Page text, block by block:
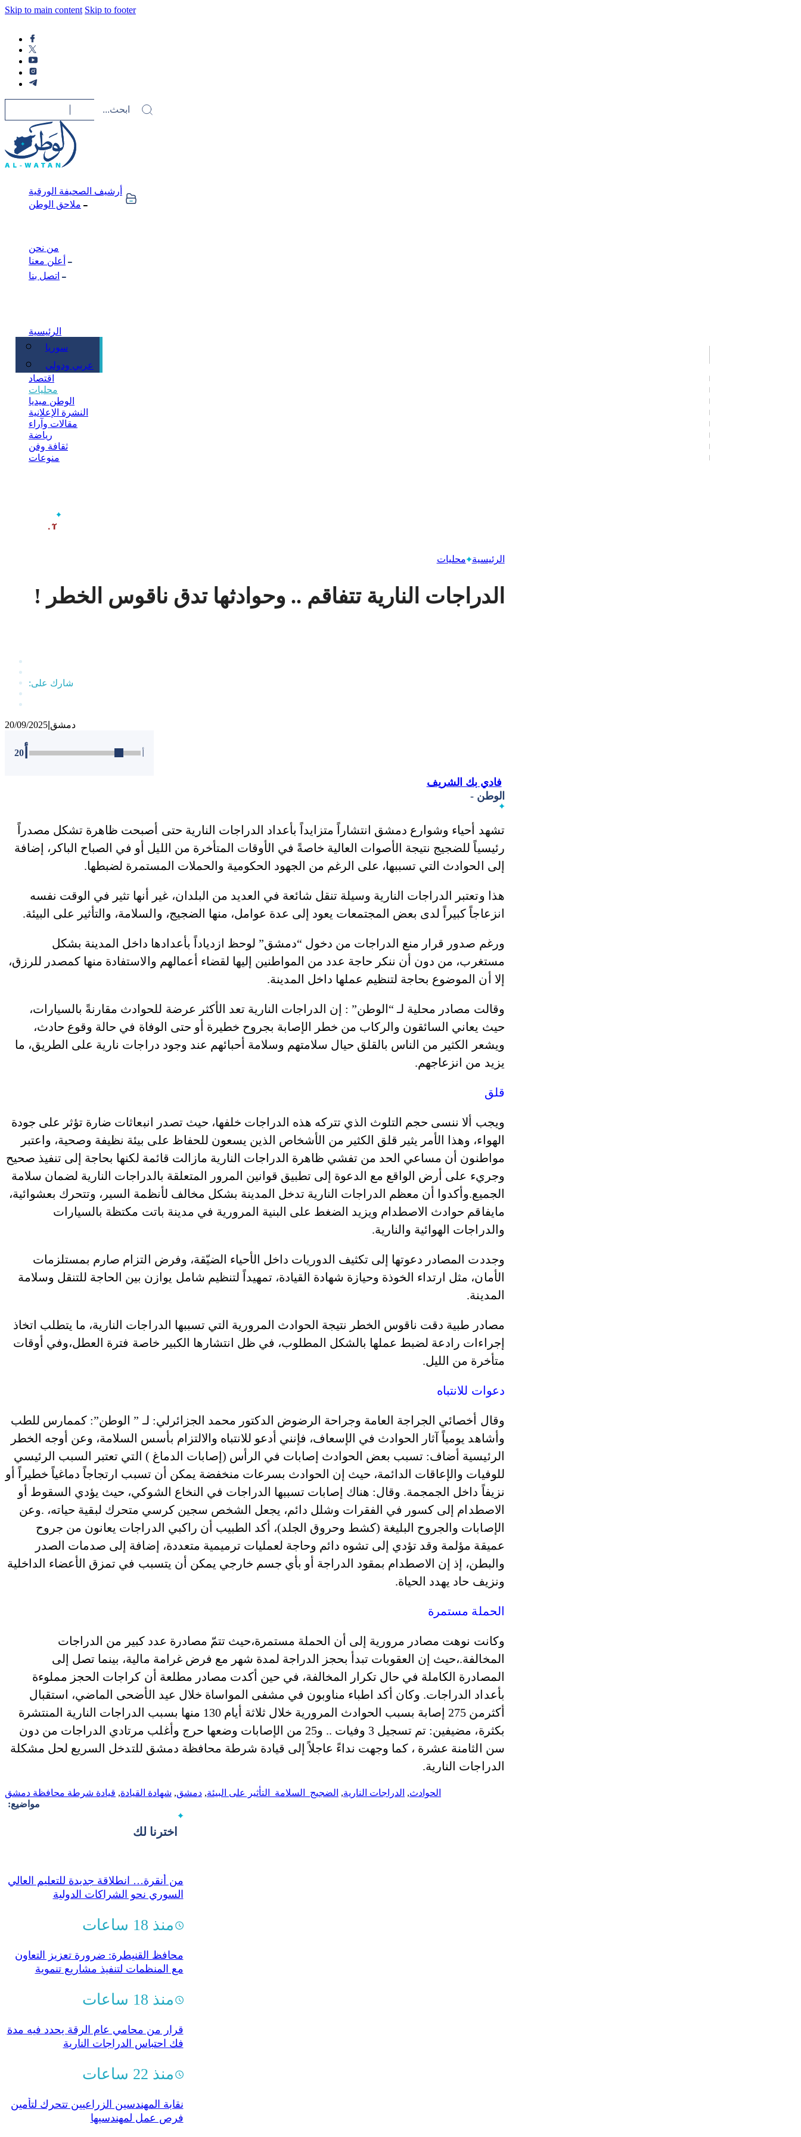
Skip to main content Skip to footer
أرشيف الصحيفة الورقية
ملاحق الوطن
من نحن
أعلن معنا
اتصل بنا
الرئيسية
سوريا
عربي ودولي
اقتصاد
محليات
الوطن ميديا
النشرة الإعلانية
مقالات وآراء
رياضة
ثقافة وفن
منوعات
‫آخر
الرئيسية محليات
الدراجات النارية تتفاقم .. وحوادثها تدق ناقوس الخطر !
20/09/2025 دمشق
20
فادي بك الشريف
الوطن -
تشهد أحياء وشوارع دمشق انتشاراً متزايداً بأعداد الدراجات النارية حتى أصبحت ظاهرة تشكل مصدراً
رئيسياً للضجيج نتيجة الأصوات العالية خاصةً في الأوقات المتأخرة من الليل أو في الصباح الباكر، إضافة
إلى الحوادث التي تسببها، على الرغم من الجهود الحكومية والحملات المستمرة لضبطها.
هذا وتعتبر الدراجات النارية وسيلة تنقل شائعة في العديد من البلدان، غير أنها تثير في الوقت نفسه
انزعاجاً كبيراً لدى بعض المجتمعات يعود إلى عدة عوامل، منها الضجيج، والسلامة، والتأثير على البيئة.
ورغم صدور قرار منع الدراجات من دخول “دمشق” لوحظ ازدياداً بأعدادها داخل المدينة بشكل
مستغرب، من دون أن ننكر حاجة عدد من المواطنين إليها لقضاء أعمالهم والاستفادة منها كمصدر للرزق،
إلا أن الموضوع بحاجة لتنظيم عملها داخل المدينة.
وقالت مصادر محلية لـ “الوطن” : إن الدراجات النارية تعد الأكثر عرضة للحوادث مقارنةً بالسيارات،
حيث يعاني السائقون والركاب من خطر الإصابة بجروح خطيرة أو حتى الوفاة في حالة وقوع حادث،
ويشعر الكثير من الناس بالقلق حيال سلامتهم وسلامة أحبائهم عند وجود دراجات نارية على الطريق، ما
يزيد من انزعاجهم.
قلق
ويجب ألا ننسى حجم التلوث الذي تتركه هذه الدراجات خلفها، حيث تصدر انبعاثات ضارة تؤثر على جودة
الهواء، وهذا الأمر يثير قلق الكثير من الأشخاص الذين يسعون للحفاظ على بيئة نظيفة وصحية، واعتبر
مواطنون أن مساعي الحد من تفشي ظاهرة الدراجات النارية مازالت قائمة لكنها بحاجة إلى تنفيذ صحيح
وجريء على أرض الواقع مع الدعوة إلى تطبيق قوانين المرور المتعلقة بالدراجات النارية لضمان سلامة
الجميع.وأكدوا أن معظم الدراجات النارية تدخل المدينة بشكل مخالف لأنظمة السير، وتتحرك بعشوائية،
مايفاقم حوادث الاصطدام ويزيد الضغط على البنية المرورية في مدينة باتت مكتظة بالسيارات
والدراجات الهوائية والنارية.
وجددت المصادر دعوتها إلى تكثيف الدوريات داخل الأحياء الضيّقة، وفرض التزام صارم بمستلزمات
الأمان، مثل ارتداء الخوذة وحيازة شهادة القيادة، تمهيداً لتنظيم شامل يوازن بين الحاجة للتنقل وسلامة
المدينة.
مصادر طبية دقت ناقوس الخطر نتيجة الحوادث المرورية التي تسببها الدراجات النارية، ما يتطلب اتخاذ
إجراءات رادعة لضبط عملها بالشكل المطلوب، في ظل انتشارها الكبير خاصة فترة العطل،وفي أوقات
متأخرة من الليل.
دعوات للانتباه
وقال أخصائي الجراجة العامة وجراحة الرضوض الدكتور محمد الجزائرلي: لـ ” الوطن”: كممارس للطب
وأشاهد يومياً آثار الحوادث في الإسعاف، فإنني أدعو للانتباه والالتزام بأسس السلامة، وعن أوجه الخطر
الرئيسية أضاف: تسبب بعض الحوادث إصابات في الرأس (إصابات الدماغ ) التي تعتبر السبب الرئيسي
للوفيات والإعاقات الدائمة، حيث إن الحوادث بسرعات منخفضة يمكن أن تسبب ارتجاجاً دماغياً خطيراً أو
نزيفاً داخل الجمجمة. وقال: هناك إصابات تسببها الدراجات في النخاع الشوكي، حيث يؤدي السقوط أو
الاصطدام إلى كسور في الفقرات وشلل دائم، يجعل الشخص سجين كرسي متحرك لبقية حياته، .وعن
الإصابات والجروح البليغة (كشط وحروق الجلد)، أكد الطبيب أن راكبي الدراجات يعانون من جروح
عميقة مؤلمة وقد تؤدي إلى تشوه دائم وحاجة لعمليات ترميمية متعددة، إضافة إلى صدمات الصدر
والبطن، إذ إن الاصطدام بمقود الدراجة أو بأي جسم خارجي يمكن أن يتسبب في تمزق الأعضاء الداخلية
ونزيف حاد يهدد الحياة.
الحملة مستمرة
وكانت نوهت مصادر مرورية إلى أن الحملة مستمرة،حيث تتمّ مصادرة عدد كبير من الدراجات
المخالفة.،حيث إن العقوبات تبدأ بحجز الدراجة لمدة شهر مع فرض غرامة مالية، بينما تصل إلى
المصادرة الكاملة في حال تكرار المخالفة، في حين أكدت مصادر مطلعة أن كراجات الحجز مملوءة
بأعداد الدراجات. وكان أكد اطباء مناوبون في مشفى المواساة خلال عيد الأضحى الماضي، استقبال
أكثرمن 275 إصابة بسبب الحوادث المرورية خلال ثلاثة أيام 130 منها بسبب الدراجات النارية المنتشرة
بكثرة، مضيفين: تم تسجيل 3 وفيات .. و25 من الإصابات وضعها حرج وأغلب مرتادي الدراجات من دون
سن الثامنة عشرة ، كما وجهت نداءً عاجلاً إلى قيادة شرطة محافظة دمشق للتدخل السريع لحل مشكلة
الدراجات النارية.
الحوادث, الدراجات النارية, الضجيج_السلامة_التأثير على البيئة, دمشق, شهادة القيادة, قيادة شرطة محافظة دمشق
مواضيع:
اخترنا لك
من أنقرة… انطلاقة جديدة للتعليم العالي
السوري نحو الشراكات الدولية
منذ 18 ساعات
محافظ القنيطرة: ضرورة تعزيز التعاون
مع المنظمات لتنفيذ مشاريع تنموية
منذ 18 ساعات
قرار من محامي عام الرقة يحدد فيه مدة
فك احتباس الدراجات النارية
منذ 22 ساعات
نقابة المهندسين الزراعيين تتحرك لتأمين
فرص عمل لمهندسيها